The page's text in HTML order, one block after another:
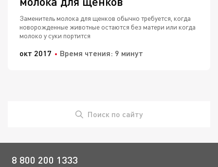
Заменитель молока для щенков обычно требуется, когда
новорожденные животные остаются без матери или когда
молоко у суки портится
окт 2017 Время чтения: 9 минут
Поиск по сайту
8 800 200 1333